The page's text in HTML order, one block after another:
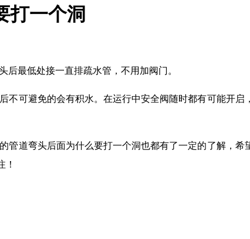
打一个洞
最低处接一直排疏水管，不用加阀门。
不可避免的会有积水。在运行中安全阀随时都有可能开
管道弯头后面为什么要打一个洞也都有了一定的了解，
！